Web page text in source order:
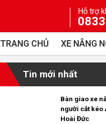
Hỗ trợ
TRANG CHỦ XE NÂNG
Tin mới nhất
Bàn giao xe
người cắt kéo
Hoài Đức